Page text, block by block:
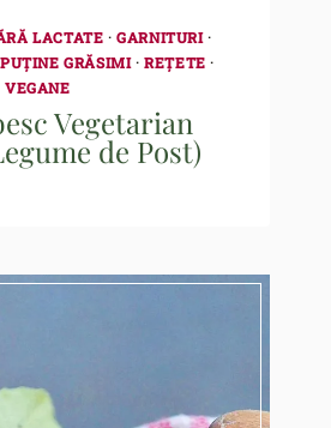
LACTATE ·GARNITURI·
PUȚINE GRĂSIMI·REȚETE ·
VEGANE
Vegetarian
de Post)